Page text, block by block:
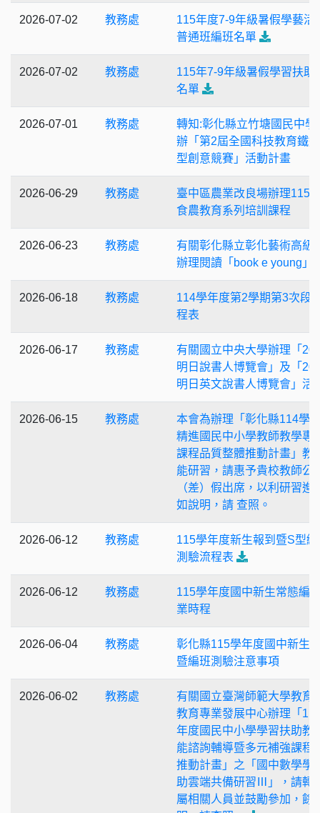
2026-07-02 教務處
115年度7-9年級暑假學藝活
普通班編班名單
2026-07-02 教務處
115年7-9年級暑假學習扶助
名單
2026-07-01 教務處
轉知:彰化縣立竹塘國民中學
辦「第2屆全國科技教育鐵
型創意競賽」活動計畫
2026-06-29 教務處
臺中區農業改良場辦理115
食農教育系列培訓課程
2026-06-23 教務處
有關彰化縣立彰化藝術高級
辦理閱讀「book e young」
2026-06-18 教務處
114學年度第2學期第3次段
程表
2026-06-17 教務處
有關國立中央大學辦理「
明日說書人博覽會」及「
明日英文說書人博覽會」活
2026-06-15 教務處
本會為辦理「彰化縣114學
精進國民中小學教師教學專
課程品質整體推動計畫」教
能研習，請惠予貴校教師公
（差）假出席，以利研習進
如說明，請 查照。
2026-06-12 教務處
115學年度新生報到暨S型編
測驗流程表
2026-06-12 教務處
115學年度國中新生常態編
業時程
2026-06-04 教務處
彰化縣115學年度國中新生
暨編班測驗注意事項
2026-06-02 教務處
有關國立臺灣師範大學教育
教育專業發展中心辦理「
年度國民中小學學習扶助教
能諮詢輔導暨多元補強課程
推動計畫」之「國中數學學
助雲端共備研習Ⅲ」，請轉
屬相關人員並鼓勵參加，餘